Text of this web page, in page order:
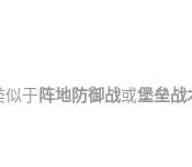
似于 阵地防御战或堡垒战